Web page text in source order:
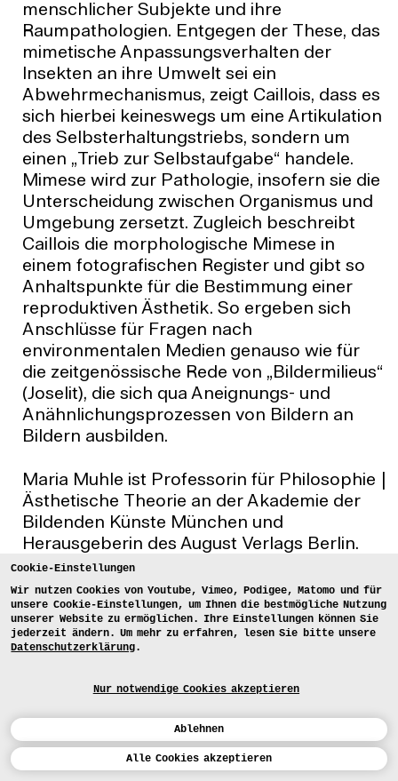
Cookie-Einstellungen
Wir nutzen Cookies von Youtube, Vimeo, Podigee, Matomo und für
unsere Cookie-Einstellungen, um Ihnen die bestmögliche Nutzung
unserer Website zu ermöglichen. Ihre Einstellungen können Sie
jederzeit ändern. Um mehr zu erfahren, lesen Sie bitte unsere
Datenschutzerklärung.
Nur notwendige Cookies akzeptieren
Ablehnen
Alle Cookies akzeptieren
Kalender
menschlicher Subjekte und ihre
Raumpathologien. Entgegen der These, das
mimetische Anpassungsverhalten der
Insekten an ihre Umwelt sei ein
Abwehrmechanismus, zeigt Caillois, dass es
sich hierbei keineswegs um eine Artikulation
des Selbsterhaltungstriebs, sondern um
einen „Trieb zur Selbstaufgabe“ handele.
Mimese wird zur Pathologie, insofern sie die
Unterscheidung zwischen Organismus und
Umgebung zersetzt. Zugleich beschreibt
Caillois die morphologische Mimese in
einem fotografischen Register und gibt so
Anhaltspunkte für die Bestimmung einer
reproduktiven Ästhetik. So ergeben sich
Anschlüsse für Fragen nach
environmentalen Medien genauso wie für
die zeitgenössische Rede von „Bildermilieus“
(Joselit), die sich qua Aneignungs- und
Anähnlichungsprozessen von Bildern an
Bildern ausbilden.
Maria Muhle ist Professorin für Philosophie |
Ästhetische Theorie an der Akademie der
Bildenden Künste München und
Herausgeberin des August Verlags Berlin.
Sie ist Mitglied des DFG-Graduiertenkollegs
„Medienanthropologie“ der Bauhaus-
Universität Weimar. Soeben erschienen:
Mimetische Milieus. Eine Ästhetik der
Reproduktion, München: Fink 2022.
24.1.2023Prof. Dr. Elke Krasny, Akademie
der bildenden Künste Wien